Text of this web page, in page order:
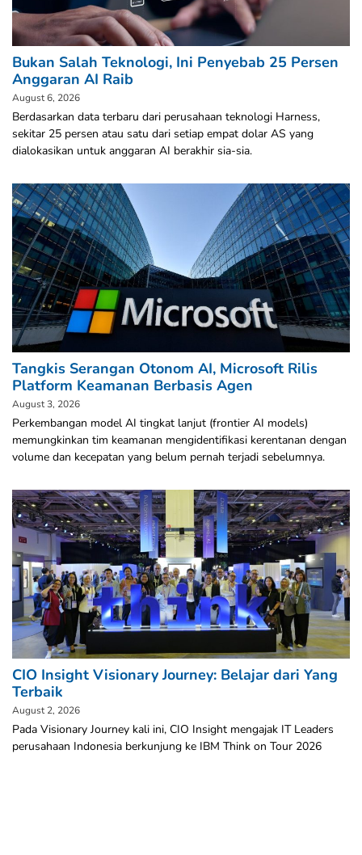
Bukan Salah Teknologi, Ini Penyebab 25 Persen
Anggaran AI Raib
August 6, 2026
Berdasarkan data terbaru dari perusahaan teknologi Harness,
sekitar 25 persen atau satu dari setiap empat dolar AS yang
dialokasikan untuk anggaran AI berakhir sia-sia.
Tangkis Serangan Otonom AI, Microsoft Rilis
Platform Keamanan Berbasis Agen
August 3, 2026
Perkembangan model AI tingkat lanjut (frontier AI models)
memungkinkan tim keamanan mengidentifikasi kerentanan dengan
volume dan kecepatan yang belum pernah terjadi sebelumnya.
CIO Insight Visionary Journey: Belajar dari Yang
Terbaik
August 2, 2026
Pada Visionary Journey kali ini, CIO Insight mengajak IT Leaders
perusahaan Indonesia berkunjung ke IBM Think on Tour 2026